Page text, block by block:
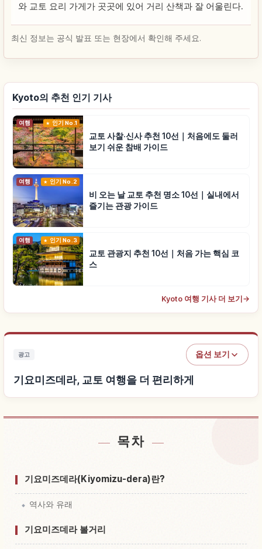
와 교토 요리 가게가 곳곳에 있어 거리 산책과 잘 어울린다.
최신 정보는 공식 발표 또는 현장에서 확인해 주세요.
Kyoto의 추천 인기 기사
여행 인기 No.1
교토 사찰·신사 추천 10선｜처음에도 둘러
보기 쉬운 참배 가이드
여행 인기 No.2
비 오는 날 교토 추천 명소 10선｜실내에서
즐기는 관광 가이드
여행 인기 No.3
교토 관광지 추천 10선｜처음 가는 핵심 코
스
Kyoto 여행 기사 더 보기 →
광고 옵션 보기
기요미즈데라, 교토 여행을 더 편리하게
기요미즈데라, 교토 근처 숙소 찾기
기요미즈데라, 교토 체험 찾기
목차
기요미즈데라(Kiyomizu-dera)란?
역사와 유래
기요미즈데라 볼거리